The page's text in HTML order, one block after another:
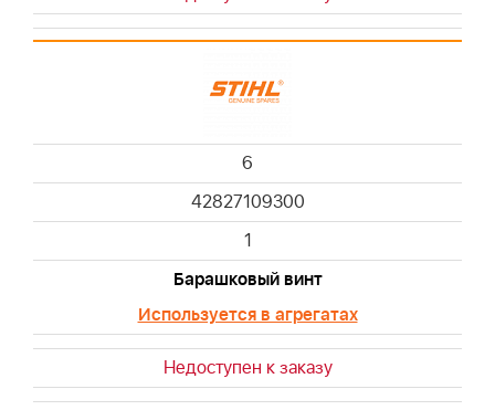
6
42827109300
1
Барашковый винт
Используется в агрегатах
Недоступен к заказу